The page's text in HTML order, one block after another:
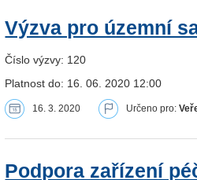
Výzva pro územní
Číslo výzvy: 120
Platnost do: 16. 06. 2020 12:00
16. 3. 2020 Určeno pro:
Podpora zařízení